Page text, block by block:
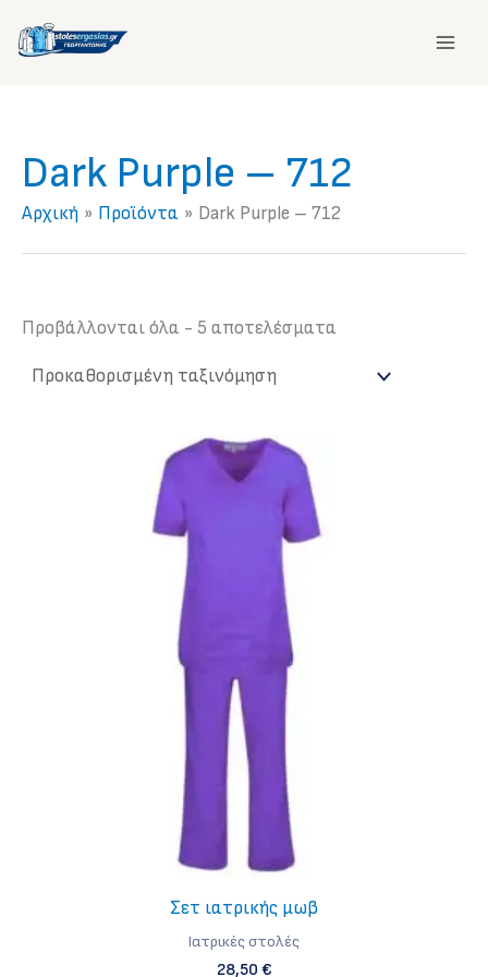
στο
Dark Purple – 712
Αρχική Προϊόντα Dark Purple – 712
Προβάλλονται όλα - 5 αποτελέσματα
Σετ ιατρικής μωβ
Iατρικές στολές
28,50 €